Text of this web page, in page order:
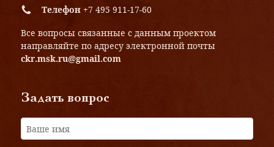
Телефон +7 495 911-17-60
Все вопросы связанные с данным проектом
направляйте по адресу электронной почты
ckr.msk.ru@gmail.com
Задать вопрос